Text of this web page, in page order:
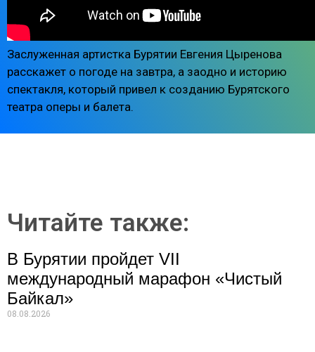
Заслуженная артистка Бурятии Евгения Цыренова
расскажет о погоде на завтра, а заодно и историю
спектакля, который привел к созданию Бурятского
театра оперы и балета.
Читайте также:
В Бурятии пройдет VII
международный марафон «Чистый
Байкал»
08.08.2026